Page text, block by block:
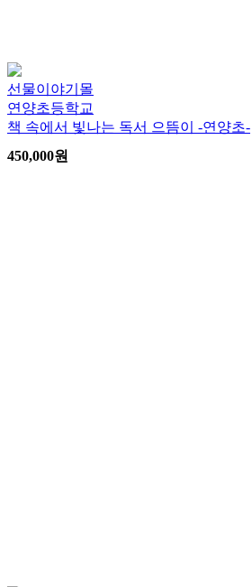
선물이야기몰
연양초등학교
책 속에서 빛나는 독서 으뜸이 -연양초-
450,000원